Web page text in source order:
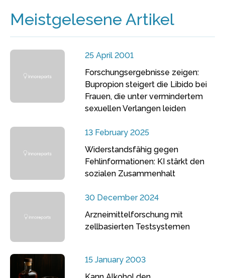
Meistgelesene Artikel
25 April 2001
Forschungsergebnisse zeigen:
Bupropion steigert die Libido bei
Frauen, die unter vermindertem
sexuellen Verlangen leiden
13 February 2025
Widerstandsfähig gegen
Fehlinformationen: KI stärkt den
sozialen Zusammenhalt
30 December 2024
Arzneimittelforschung mit
zellbasierten Testsystemen
15 January 2003